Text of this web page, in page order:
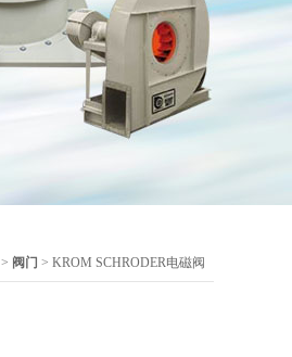
> 阀门 > KROM SCHRODER电磁阀